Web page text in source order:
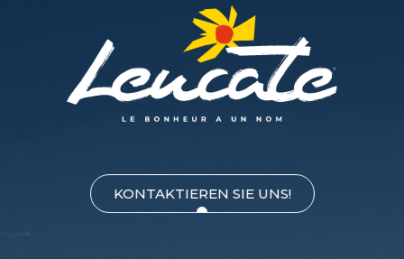
KONTAKTIEREN SIE UNS!